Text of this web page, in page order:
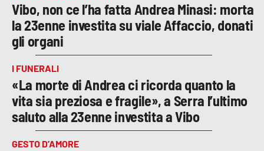
Vibo, non ce l’ha fatta Andrea Minasi: morta
la 23enne investita su viale Affaccio, donati
gli organi
I FUNERALI
«La morte di Andrea ci ricorda quanto la
vita sia preziosa e fragile», a Serra l’ultimo
saluto alla 23enne investita a Vibo
GESTO D’AMORE